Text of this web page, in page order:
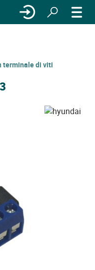
terminale di viti